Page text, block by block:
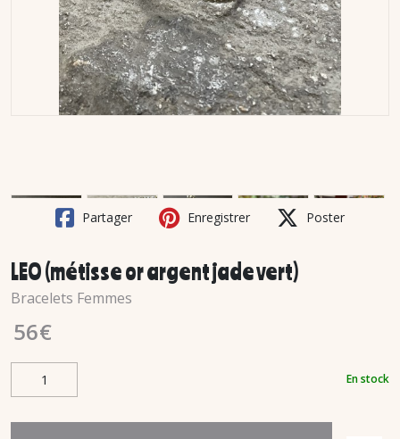
Partager Enregistrer Poster
LEO (métisse or argent jade vert)
Bracelets Femmes
56€
En stock